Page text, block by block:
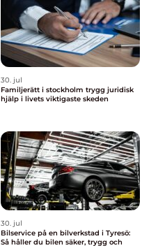
30. jul
Familjerätt i stockholm trygg juridisk
hjälp i livets viktigaste skeden
30. jul
Bilservice på en bilverkstad i Tyresö:
Så håller du bilen säker, trygg och